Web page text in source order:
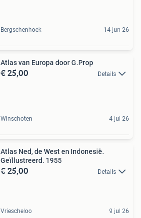
Bergschenhoek 14 jun 26
Atlas van Europa door G.Prop
€ 25,00 Details
Winschoten 4 jul 26
Atlas Ned, de West en Indonesië.
Geïllustreerd. 1955
€ 25,00 Details
Vriescheloo 9 jul 26